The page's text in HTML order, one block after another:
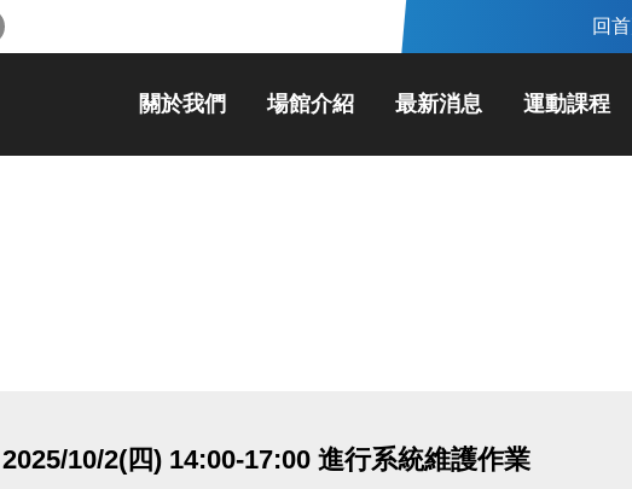
回
關於我們 場館介紹 最新消息 運動課程
2025/10/2(四) 14:00-17:00 進行系統維護作業